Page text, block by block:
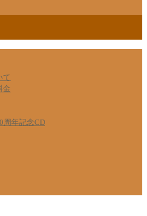
て
金
周年記念CD